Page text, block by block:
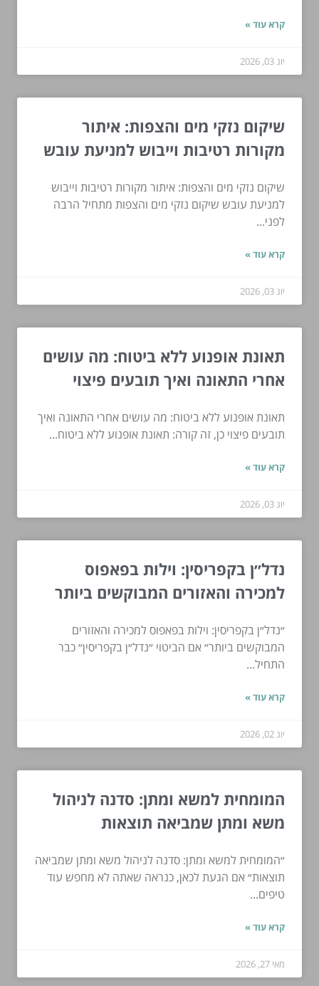
קרא עוד »
יונ 03, 2026
שיקום נזקי מים והצפות: איתור
מקורות רטיבות וייבוש למניעת עובש
שיקום נזקי מים והצפות: איתור מקורות רטיבות וייבוש
למניעת עובש שיקום נזקי מים והצפות מתחיל הרבה
לפני...
קרא עוד »
יונ 03, 2026
תאונת אופנוע ללא ביטוח: מה עושים
אחרי התאונה ואיך תובעים פיצוי
תאונת אופנוע ללא ביטוח: מה עושים אחרי התאונה ואיך
תובעים פיצוי כן, זה קורה: תאונת אופנוע ללא ביטוח...
קרא עוד »
יונ 03, 2026
נדל״ן בקפריסין: וילות בפאפוס
למכירה והאזורים המבוקשים ביותר
״נדל״ן בקפריסין: וילות בפאפוס למכירה והאזורים
המבוקשים ביותר״ אם הביטוי ״נדל״ן בקפריסין״ כבר
התחיל...
קרא עוד »
יונ 02, 2026
המומחית למשא ומתן: סדנה לניהול
משא ומתן שמביאה תוצאות
״המומחית למשא ומתן: סדנה לניהול משא ומתן שמביאה
תוצאות״ אם הגעת לכאן, כנראה שאתה לא מחפש עוד
טיפים...
קרא עוד »
מאי 27, 2026